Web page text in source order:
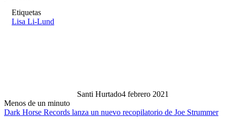
Etiquetas
Lisa Li-Lund
Santi Hurtado4 febrero 2021
Menos de un minuto
Dark Horse Records lanza un nuevo recopilatorio de Joe Strummer